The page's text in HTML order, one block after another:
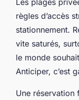
règles d’accès
stationnement.
vite saturés,
le monde
Anticiper, c’est
Une réservation